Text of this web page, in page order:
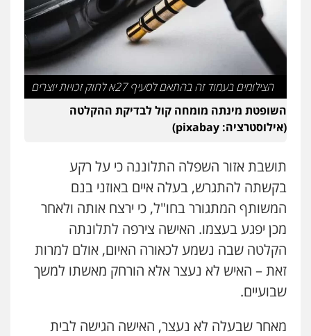
סלימאן אבו שעירה – משרד עורכי דין
בטחוני צבאי
עו"ד יניב זוסמן
פלילי כלכלי
וחקירות
עו"ד אמיר נאטור
פלילי פשיעה חמורה צווארון לבן מעצרים
0543326767
עו"ד גיורא זילברשטיין
הצילומים בעמוד זה בהתאם לסעיף 27א לחוק זכויות יוצרים
השופטת מינתה מומחה קול לבדיקת ההקלטה
(אילוסטרציה: pixabay)
תושבת אזור השפלה התלוננה כי על רקע
בקשתה להתגרש, בעלה איים באוזני בנם
המשותף המתגורר בחו"ל, כי ירצח אותה ולאחר
מכן יפגע בעצמו. האישה צירפה לתלונתה
הקלטה שבה נשמע לכאורה האיום, אולם למרות
זאת – האיש לא נעצר אלא הורחק מאשתו למשך
שבועיים.
מאחר שבעלה לא נעצר, האישה הגישה לבית